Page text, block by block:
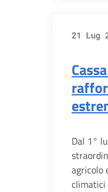
21 Lug
Dal 1°
agricolo
climatici